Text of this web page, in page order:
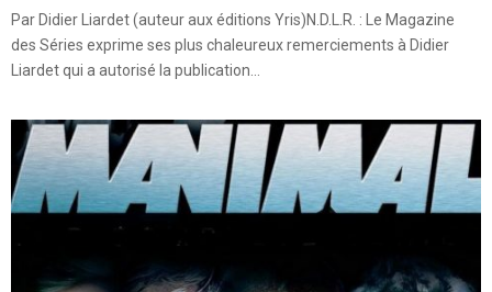
Par Didier Liardet (auteur aux éditions Yris)N.D.L.R. : Le Magazine
des Séries exprime ses plus chaleureux remerciements à Didier
Liardet qui a autorisé la publication...